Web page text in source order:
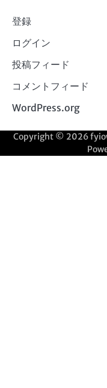
登録
ログイン
投稿フィード
コメントフィード
WordPress.org
Copyright © 2026